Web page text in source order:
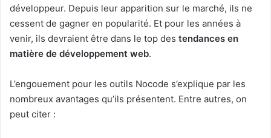
développeur. Depuis leur apparition sur le marché, ils ne
cessent de gagner en popularité. Et pour les années à
venir, ils devraient être dans le top des tendances en
matière de développement web.
L’engouement pour les outils Nocode s’explique par les
nombreux avantages qu’ils présentent. Entre autres, on
peut citer :